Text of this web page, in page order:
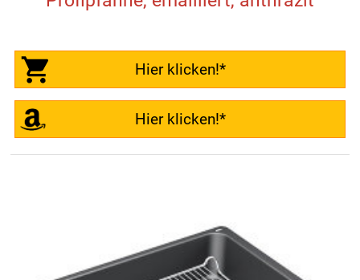
Hier klicken!*
Hier klicken!*